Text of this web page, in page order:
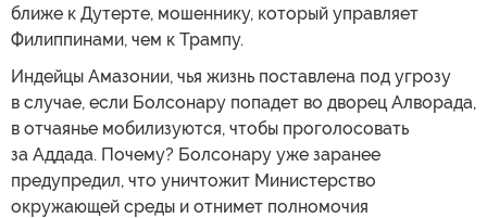
ближе к Дутерте, мошеннику, который управляет
Филиппинами, чем к Трампу.
Индейцы Амазонии, чья жизнь поставлена под угрозу
в случае, если Болсонару попадет во дворец Алворада,
в отчаянье мобилизуются, чтобы проголосовать
за Аддада. Почему? Болсонару уже заранее
предупредил, что уничтожит Министерство
окружающей среды и отнимет полномочия